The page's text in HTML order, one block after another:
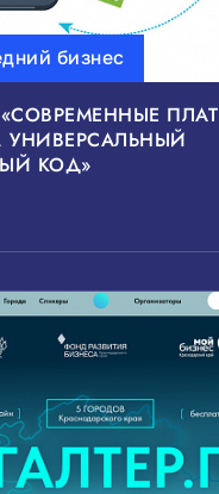
бизнес
УНИВЕРСАЛЬНЫЙ
КОД»